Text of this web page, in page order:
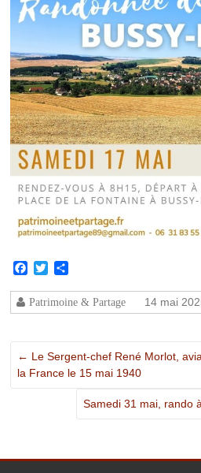
Facebook
Twitter
Patrimoine & Partage 14 mai
← Le Sergent-chef René Morlot,
la France le 15 mai 1940
Samedi 31 mai, rando